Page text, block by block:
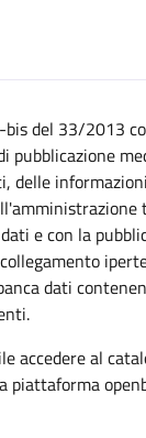
del 33/2013
pubblicazione
delle
e con la
dati
accedere al
piattaforma